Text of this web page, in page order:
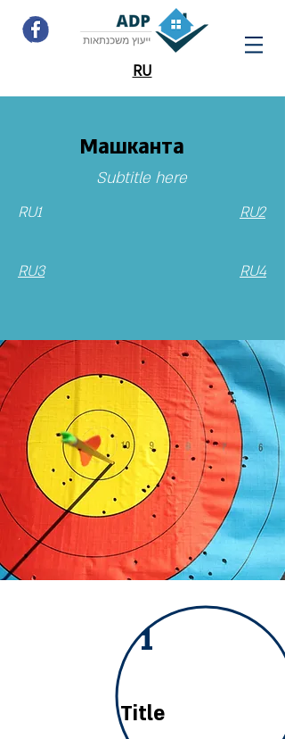
RU
Машканта
Subtitle here
RU1
RU3
RU2
RU4
1
Title